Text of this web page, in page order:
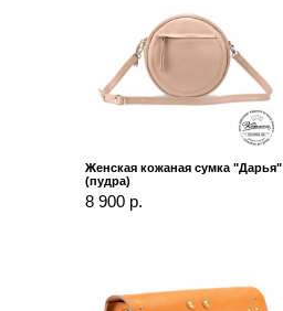
Женская кожаная сумка "Дарья"
(пудра)
8 900 р.